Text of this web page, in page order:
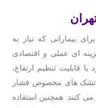
بیمارانی که نیاز به
ای عملی و اقتصادی
قابلیت تنظیم ارتفاع،
تشک های مخصوص فشار
کنند. همچنین استفاده